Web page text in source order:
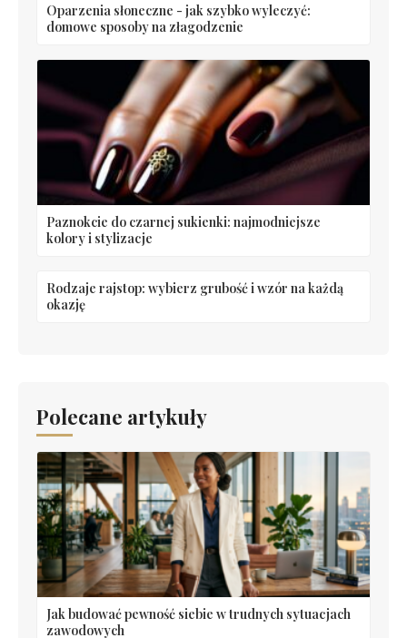
Oparzenia słoneczne - jak szybko wyleczyć:
domowe sposoby na złagodzenie
Paznokcie do czarnej sukienki: najmodniejsze
kolory i stylizacje
Rodzaje rajstop: wybierz grubość i wzór na każdą
okazję
Polecane artykuły
Jak budować pewność siebie w trudnych sytuacjach
zawodowych